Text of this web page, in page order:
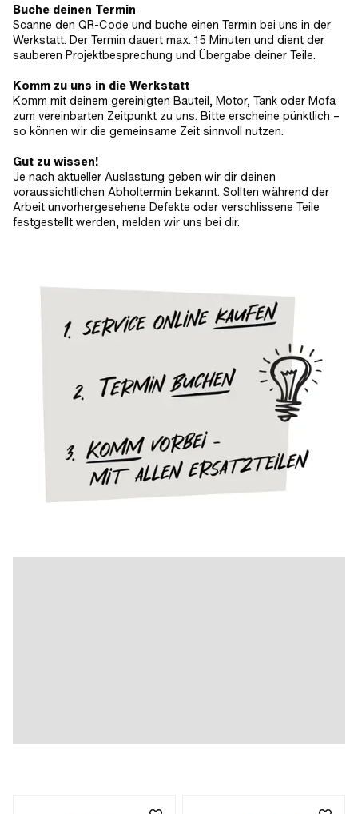
Buche deinen Termin
Scanne den QR-Code und buche einen Termin bei uns in der
Werkstatt. Der Termin dauert max. 15 Minuten und dient der
sauberen Projektbesprechung und Übergabe deiner Teile.
Komm zu uns in die Werkstatt
Komm mit deinem gereinigten Bauteil, Motor, Tank oder Mofa
zum vereinbarten Zeitpunkt zu uns. Bitte erscheine pünktlich –
so können wir die gemeinsame Zeit sinnvoll nutzen.
Gut zu wissen!
Je nach aktueller Auslastung geben wir dir deinen
voraussichtlichen Abholtermin bekannt. Sollten während der
Arbeit unvorhergesehene Defekte oder verschlissene Teile
festgestellt werden, melden wir uns bei dir.